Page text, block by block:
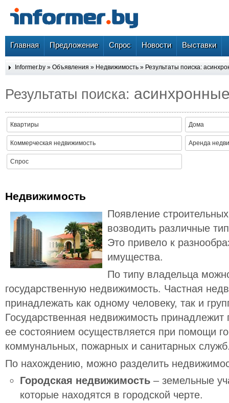
Главная Предложение Спрос Новости Выставки
Informer.by » Объявления » Недвижимость » Результаты поиска:
Результаты поиска:
Квартиры Дома
Коммерческая недвижимость Аренда
Спрос
Недвижимость
Появление
возводить различные
Это привело к
имущества.
По типу владельца
государственную недвижимость. Частная
принадлежать как одному человеку, так и
Государственная недвижимость принадлежит
ее состоянием осуществляется при помощи
коммунальных, пожарных и санитарных
По нахождению, можно разделить
Городская недвижимость– земельные
которые находятся в городской черте.